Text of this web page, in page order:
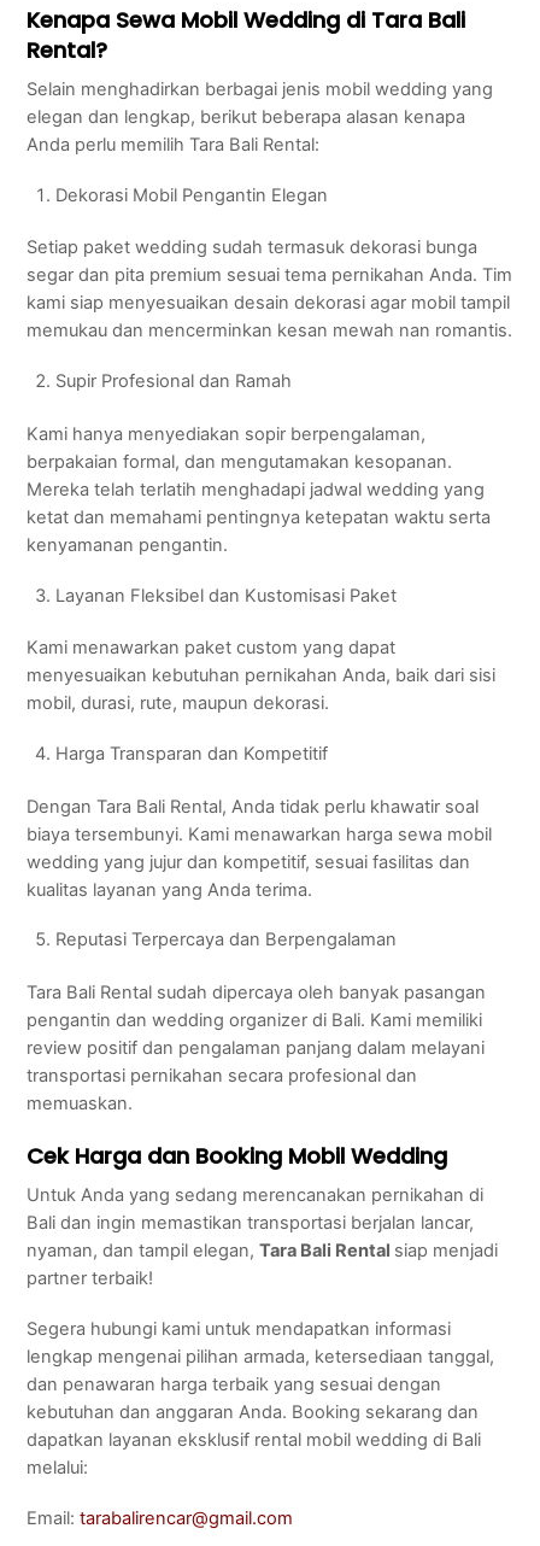
Kenapa Sewa Mobil Wedding di Tara Bali
Rental?
Selain menghadirkan berbagai jenis mobil wedding yang
elegan dan lengkap, berikut beberapa alasan kenapa
Anda perlu memilih Tara Bali Rental:
Dekorasi Mobil Pengantin Elegan
Setiap paket wedding sudah termasuk dekorasi bunga
segar dan pita premium sesuai tema pernikahan Anda. Tim
kami siap menyesuaikan desain dekorasi agar mobil tampil
memukau dan mencerminkan kesan mewah nan romantis.
Supir Profesional dan Ramah
Kami hanya menyediakan sopir berpengalaman,
berpakaian formal, dan mengutamakan kesopanan.
Mereka telah terlatih menghadapi jadwal wedding yang
ketat dan memahami pentingnya ketepatan waktu serta
kenyamanan pengantin.
Layanan Fleksibel dan Kustomisasi Paket
Kami menawarkan paket custom yang dapat
menyesuaikan kebutuhan pernikahan Anda, baik dari sisi
mobil, durasi, rute, maupun dekorasi.
Harga Transparan dan Kompetitif
Dengan Tara Bali Rental, Anda tidak perlu khawatir soal
biaya tersembunyi. Kami menawarkan harga sewa mobil
wedding yang jujur dan kompetitif, sesuai fasilitas dan
kualitas layanan yang Anda terima.
Reputasi Terpercaya dan Berpengalaman
Tara Bali Rental sudah dipercaya oleh banyak pasangan
pengantin dan wedding organizer di Bali. Kami memiliki
review positif dan pengalaman panjang dalam melayani
transportasi pernikahan secara profesional dan
memuaskan.
Cek Harga dan Booking Mobil Wedding
Untuk Anda yang sedang merencanakan pernikahan di
Bali dan ingin memastikan transportasi berjalan lancar,
nyaman, dan tampil elegan,Tara Bali Rental siap menjadi
partner terbaik!
Segera hubungi kami untuk mendapatkan informasi
lengkap mengenai pilihan armada, ketersediaan tanggal,
dan penawaran harga terbaik yang sesuai dengan
kebutuhan dan anggaran Anda. Booking sekarang dan
dapatkan layanan eksklusif rental mobil wedding di Bali
melalui:
Email:tarabalirencar@gmail.com